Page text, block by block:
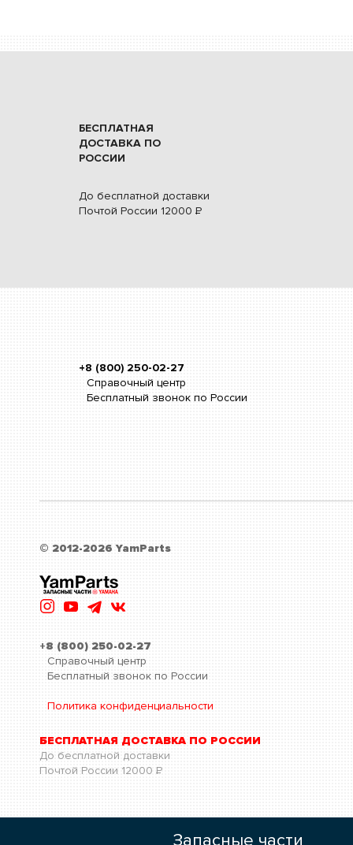
БЕСПЛАТНАЯ
ДОСТАВКА ПО
РОССИИ
До бесплатной доставки
Почтой России 12000 Р
+8 (800) 250-02-27
Справочный центр
Бесплатный звонок по России
© 2012-2026 YamParts
+8 (800) 250-02-27
Справочный центр
Бесплатный звонок по России
Политика конфиденциальности
БЕСПЛАТНАЯ ДОСТАВКА ПО РОССИИ
До бесплатной доставки
Почтой России 12000 Р
Запасные части